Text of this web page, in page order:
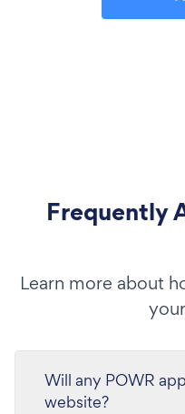
Frequently
Learn more about
Will any POWR
website?